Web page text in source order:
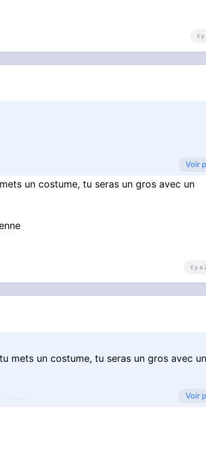
il y
Voir
un costume, tu seras un gros avec un
il y a
mets un costume, tu seras un gros avec un
Voir